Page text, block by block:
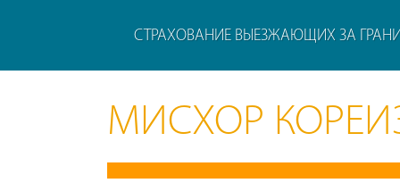
СТРАХОВАНИЕ ВЫЕЗЖАЮЩИХ ЗА
МИСХОР